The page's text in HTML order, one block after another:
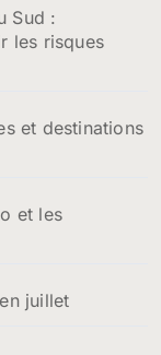
Sud :
les risques
et destinations
et les
juillet